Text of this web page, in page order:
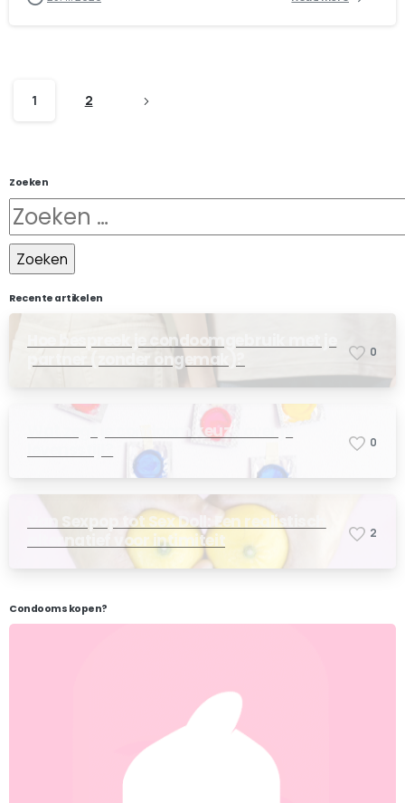
1 2
Zoeken
Recente artikelen
Hoe bespreek je condoomgebruik met je
partner (zonder ongemak)?
0
Wat zegt je condoom keuze over je
0
Van Sexpop tot Sex Doll: Een realistisch
alternatief voor intimiteit
2
Condooms kopen?